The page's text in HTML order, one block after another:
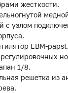
жесткости.
с узлом
EBM-papst.
1/8.
решетка из